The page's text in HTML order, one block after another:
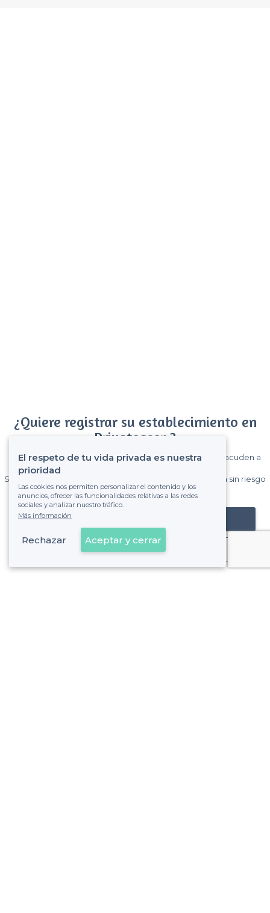
¿Quiere registrar su establecimiento en
Privateaser ?
Gane muchos clientes entre el millón de visitantes que acuden a
Sin comisiones y sin compromiso, pagas una cantidad fija sin riesgo
de ver la factura.
Registrar mi establecimiento
Ya es cliente
El respeto de tu vida privada es nuestra
prioridad
Las cookies nos permiten personalizar el contenido y los
anuncios, ofrecer las funcionalidades relativas a las redes
sociales y analizar nuestro tráfico.
Más información
Rechazar Aceptar y cerrar